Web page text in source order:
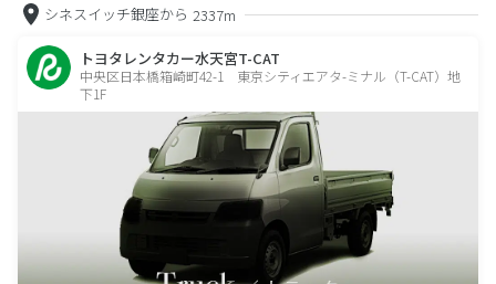
シネスイッチ銀座から 2337m
トヨタレンタカー水天宮T-CAT
中央区日本橋箱崎町42-1 東京シティエアタ-ミナル（T-CAT）地
下1F